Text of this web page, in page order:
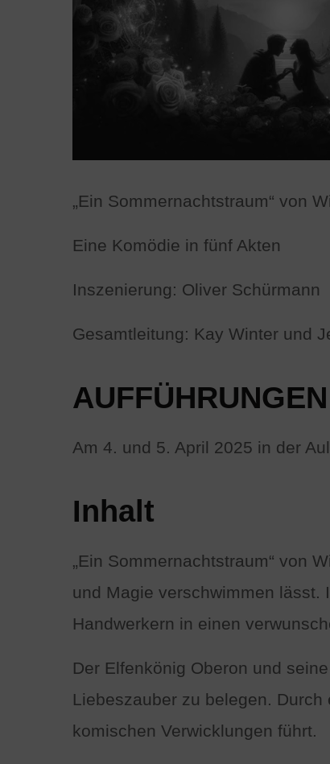
„Ein Sommernachtstraum“ von
Eine Komödie in fünf Akten
Inszenierung: Oliver Schürmann
Gesamtleitung: Kay Winter und
AUFFÜHRUNGEN
Am 4. und 5. April 2025 in der
Inhalt
„Ein Sommernachtstraum“ von
und Magie verschwimmen lässt.
Handwerkern in einen
Der Elfenkönig Oberon und
Liebeszauber zu belegen.
komischen Verwicklungen führt.